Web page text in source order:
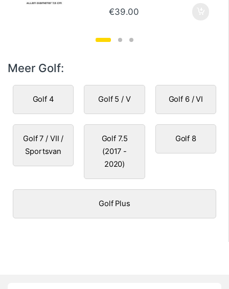
€39.00
Meer Golf:
Golf 4 Golf 5 / V Golf 6 / VI
Golf 7 / VII /
Sportsvan
Golf 7.5
(2017 -
2020)
Golf 8
Golf Plus